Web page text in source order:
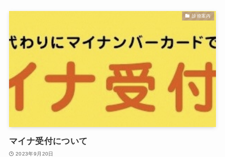
診療案内
マイナ受付について
2023年9月20日